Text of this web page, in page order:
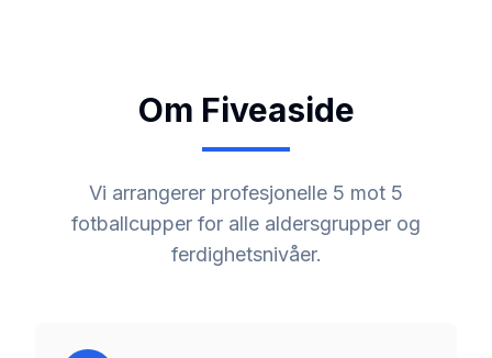
Om Fiveaside
Vi arrangerer profesjonelle 5 mot 5
fotballcupper for alle aldersgrupper og
ferdighetsnivåer.